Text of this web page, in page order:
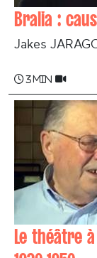
Bralia :
Jakes
3 min
Le théâtre